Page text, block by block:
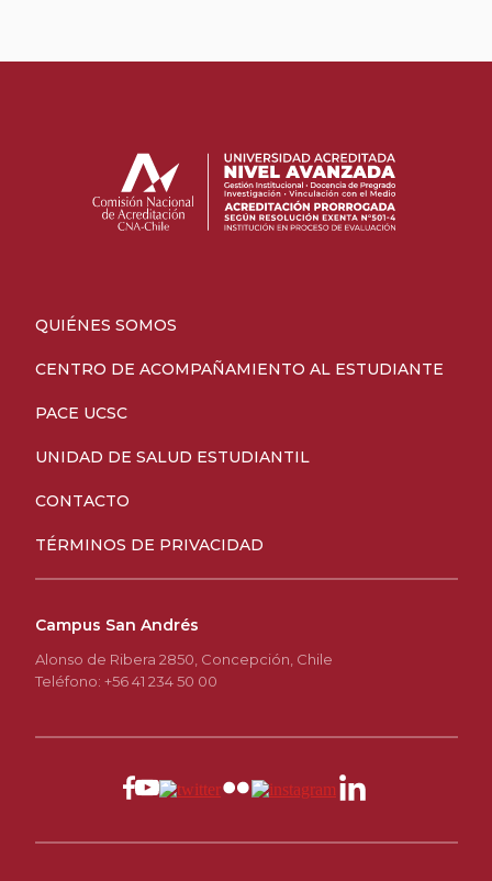
QUIÉNES SOMOS
CENTRO DE ACOMPAÑAMIENTO AL ESTUDIANTE
PACE UCSC
UNIDAD DE SALUD ESTUDIANTIL
CONTACTO
TÉRMINOS DE PRIVACIDAD
Campus San Andrés
Alonso de Ribera 2850, Concepción, Chile
Teléfono: +56 41 234 50 00